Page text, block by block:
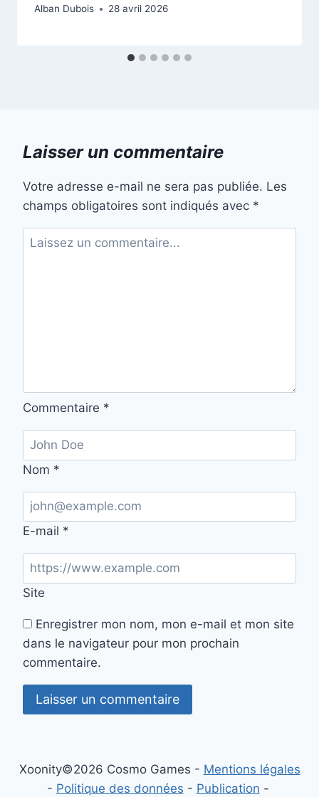
Alban Dubois 28 avril 2026
Laisser un commentaire
Votre adresse e-mail ne sera pas publiée. Les
champs obligatoires sont indiqués avec *
Commentaire *
Nom *
E-mail *
Site
Enregistrer mon nom, mon e-mail et mon site
dans le navigateur pour mon prochain
commentaire.
Xoonity©2026 Cosmo Games - Mentions légales
- Politique des données - Publication -